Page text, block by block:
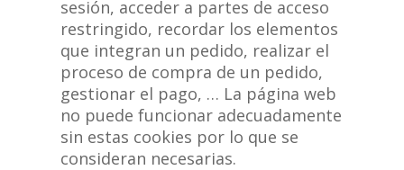
sesión, acceder a partes de acceso
restringido, recordar los elementos
que integran un pedido, realizar el
proceso de compra de un pedido,
gestionar el pago, … La página web
no puede funcionar adecuadamente
sin estas cookies por lo que se
consideran necesarias.